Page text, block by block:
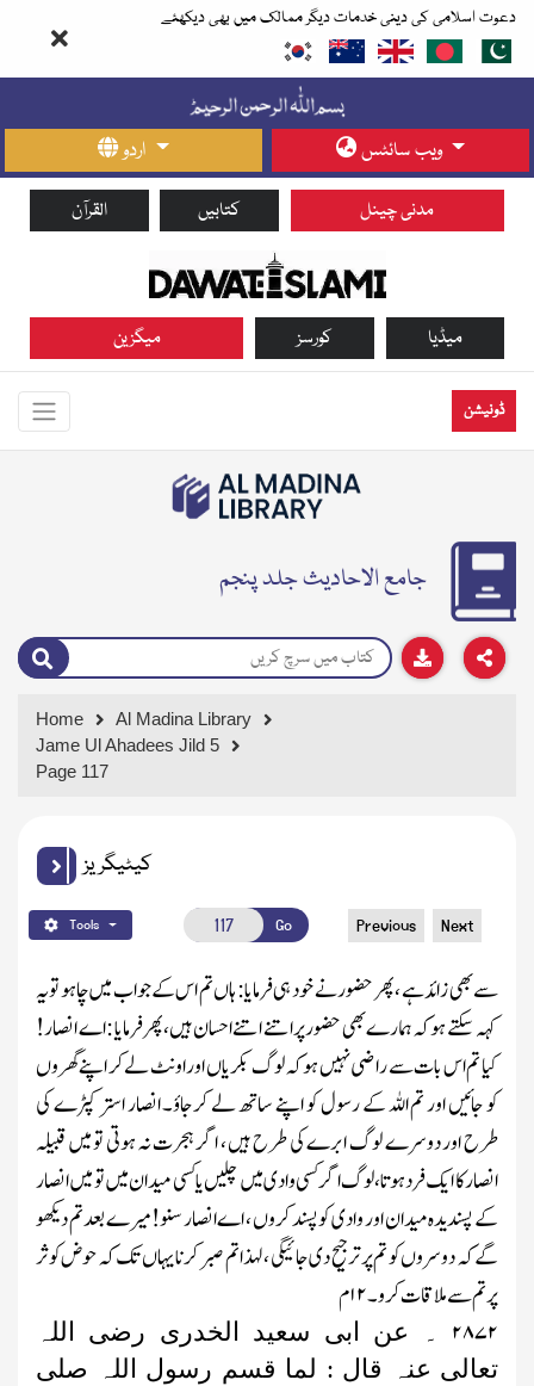
دعوت اسلامی کی دینی خدمات دیگر ممالک میں بھی دیکھئے
اردو ویب سائٹس
القرآن کتابیں مدنی چینل
میگزین کورسز میڈیا
ڈونیشن
جامع الاحادیث جلد پنجم
Home
Al Madina Library
Jame Ul Ahadees Jild 5
Page 117
کیٹیگریز
Tools Go Previous Next
سے بھی زائد ہے ، پھر حضور نے خود ہی فرمایا : ہاں تم اس کے جواب میں چاہو تو یہ
کہہ سکتے ہو کہ ہمارے بھی حضور پر اتنے اتنے احسان ہیں ، پھر فرمایا : اے انصار !
کیا تم اس بات سے راضی نہیں ہو کہ لوگ بکریاں اور اونٹ لے کر اپنے گھروں
کو جائیں اور تم اللہ کے رسول کو اپنے ساتھ لے کرجاؤ۔ انصار استر کپڑے کی
طرح اور دوسرے لوگ ابرے کی طرح ہیں ، اگر ہجرت نہ ہوتی تو میں قبیلہ
انصار کا ایک فرد ہو تا، لوگ اگر کسی وادی میں چلیں یا کسی میدان میں تو میں انصار
کے پسندیدہ میدان اور وادی کو پسند کروں ، اے انصار سنو! میرے بعد تم دیکھو
گے کہ دوسروں کو تم پر ترجیح دی جائیگی ،لہذا تم صبر کرنا یہاں تک کہ حوض کوثر
پر تم سے ملاقات کرو۔۱۲م
۲۸۷۲ ۔ عن ابی سعید الخدری رضی اللہ
تعالی عنہ قال : لما قسم رسول اللہ صلی